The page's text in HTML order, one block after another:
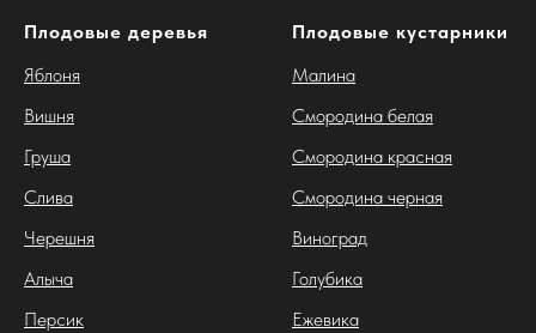
Плодовые деревья
Яблоня
Вишня
Груша
Слива
Черешня
Алыча
Персик
Плодовые кустарники
Малина
Смородина белая
Смородина красная
Смородина черная
Виноград
Голубика
Ежевика